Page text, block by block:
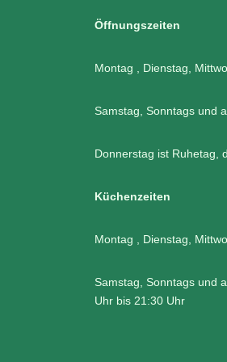
Öffnungszeiten
Montag , Dienstag,
Samstag, Sonntags und
Donnerstag ist Ruhetag,
Küchenzeiten
Montag , Dienstag,
Samstag, Sonntags und
Uhr bis 21:30 Uhr